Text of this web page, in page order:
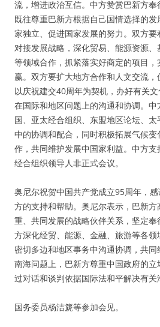
流，增进政治互信。中方赞赏巴新方
既往尊重巴新方根据自己国情选择的
家独立、促进国家发展的努力。双方
对接发展战略，深化贸易、能源资源
等领域合作，抓紧落实好商定的项目
赢。双方要扩大地方合作和人文交流
以庆祝建交40周年为契机，办好有关
在国际和地区问题上的沟通和协调。
国、亚太经合组织、东盟地区论坛、
中的协调和配合，同时积极拓展气候
作，共同维护发展中国家利益。中方
经合组织领导人非正式会议。
奥尼尔祝贺中国共产党成立95周年，
方的支持和帮助。奥尼尔表示，巴新
重、共同发展的战略伙伴关系，坚定
方深化经贸、能源、金融、旅游等各领
密切多边和地区事务中沟通协调，共
南海问题上，巴新方尊重中国政府的
过对话和谈判依据国际法和平解决有关
国务委员杨洁篪等参加会见。